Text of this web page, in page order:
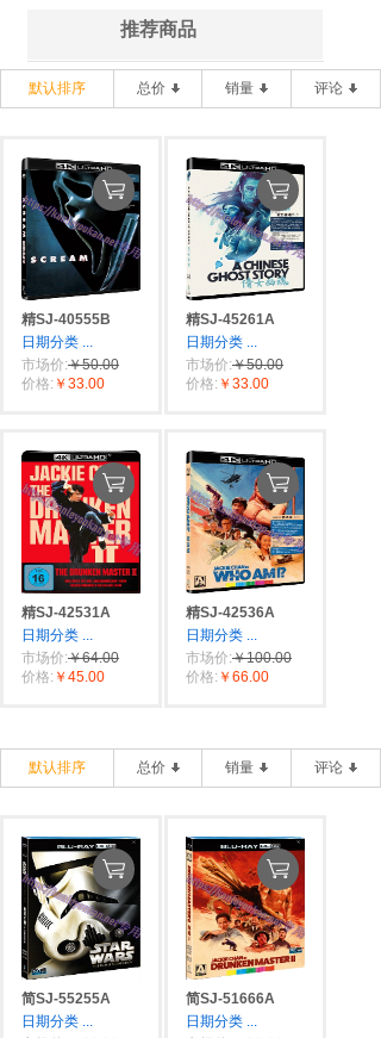
推荐商品
默认排序 总价 销量 评论
精SJ-40555B
日期分类 ...
市场价:￥50.00
价格: ￥33.00
精SJ-45261A
日期分类 ...
市场价:￥50.00
价格: ￥33.00
精SJ-42531A
日期分类 ...
市场价:￥64.00
价格: ￥45.00
精SJ-42536A
日期分类 ...
市场价:￥100.00
价格: ￥66.00
默认排序 总价 销量 评论
简SJ-55255A
日期分类 ...
简SJ-51666A
日期分类 ...